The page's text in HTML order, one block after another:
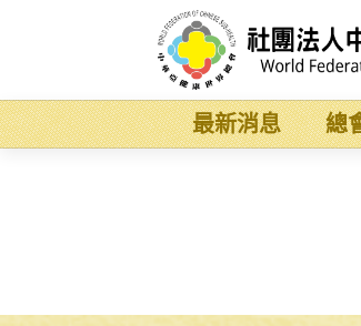
最新消息 總